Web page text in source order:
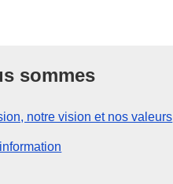
sommes
notre vision et nos valeurs